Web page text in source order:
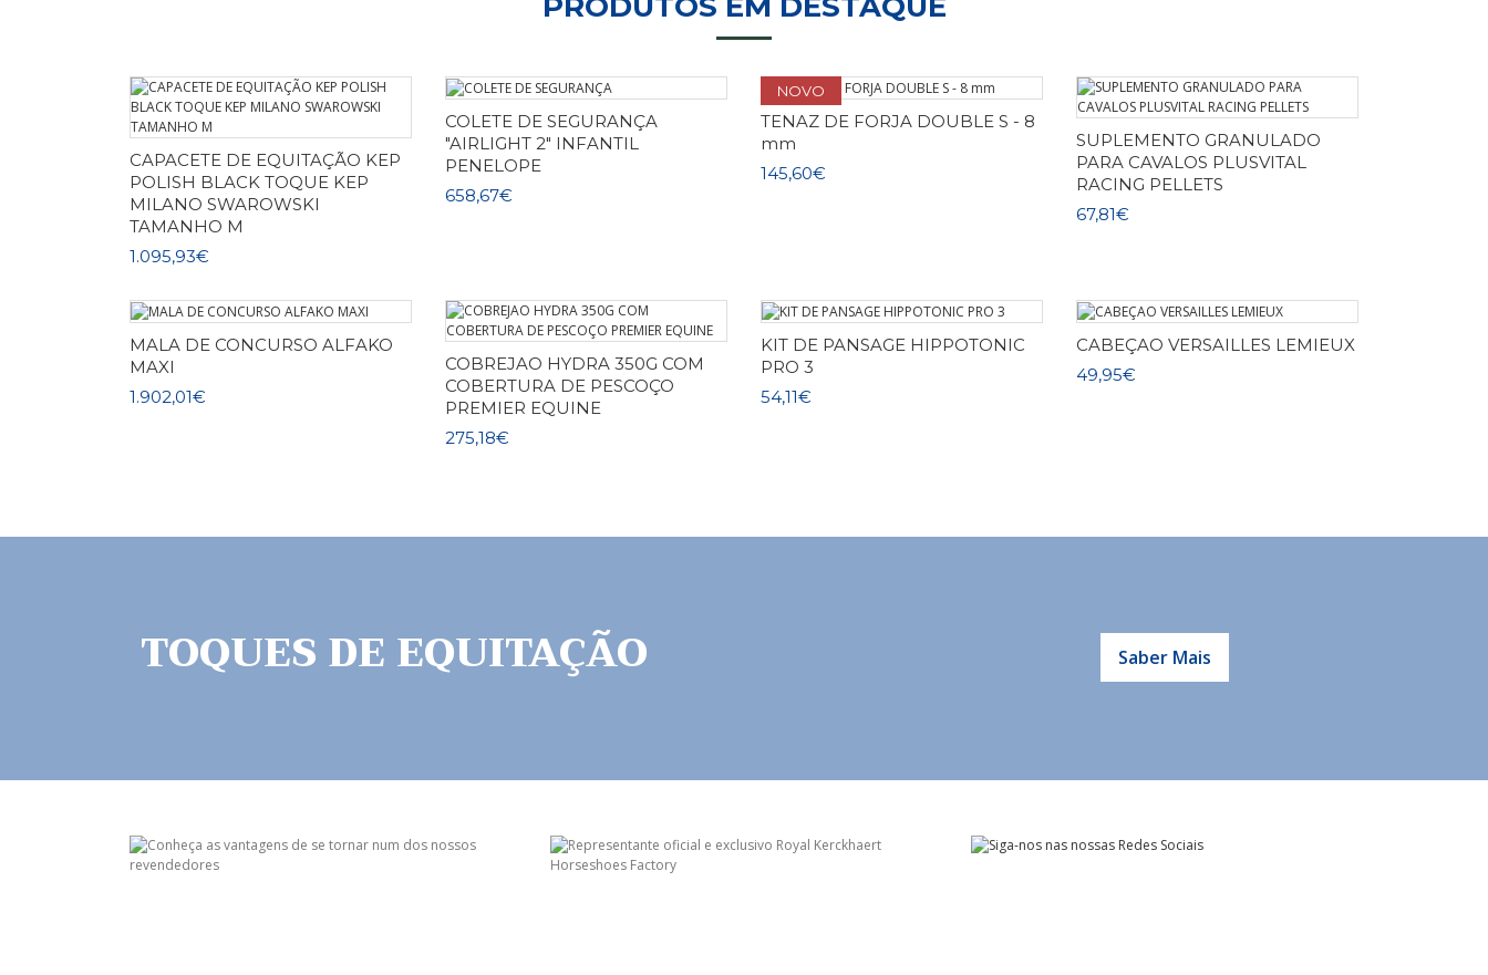
Saber Mais
CAPACETE DE EQUITAÇÃO KEP
POLISH BLACK TOQUE KEP
MILANO SWAROWSKI
TAMANHO M
1.095,93€
COLETE DE SEGURANÇA
"AIRLIGHT 2" INFANTIL
PENELOPE
658,67€
NOVO
TENAZ DE FORJA DOUBLE S - 8
mm
145,60€
SUPLEMENTO GRANULADO
PARA CAVALOS PLUSVITAL
RACING PELLETS
67,81€
MALA DE CONCURSO ALFAKO
MAXI
1.902,01€
COBREJAO HYDRA 350G COM
COBERTURA DE PESCOÇO
PREMIER EQUINE
275,18€
KIT DE PANSAGE HIPPOTONIC
PRO 3
54,11€
CABEÇAO VERSAILLES LEMIEUX
49,95€
TOQUES DE EQUITAÇÃO Saber Mais